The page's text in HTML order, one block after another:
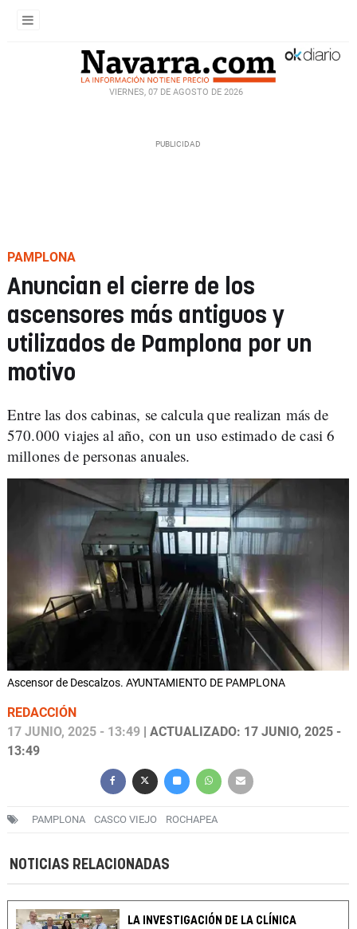
VIERNES, 07 DE AGOSTO DE 2026
PAMPLONA
Anuncian el cierre de los
ascensores más antiguos y
utilizados de Pamplona por un
motivo
Entre las dos cabinas, se calcula que realizan más de
570.000 viajes al año, con un uso estimado de casi 6
millones de personas anuales.
Ascensor de Descalzos. AYUNTAMIENTO DE PAMPLONA
REDACCIÓN
17 JUNIO, 2025 - 13:49 | ACTUALIZADO: 17 JUNIO, 2025 -
13:49
PAMPLONA CASCO VIEJO ROCHAPEA
NOTICIAS RELACIONADAS
LA INVESTIGACIÓN DE LA CLÍNICA